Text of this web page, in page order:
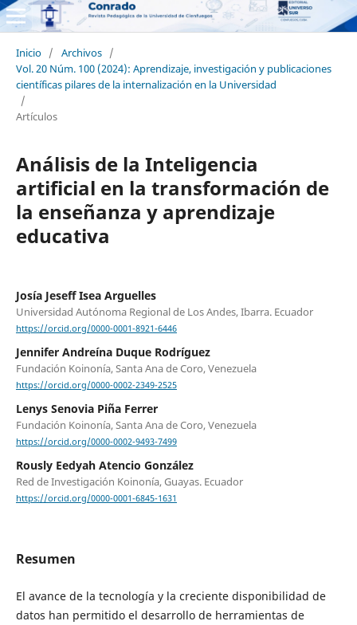
Inicio / Archivos /
Vol. 20 Núm. 100 (2024): Aprendizaje, investigación y publicaciones
científicas pilares de la internalización en la Universidad
/
Artículos
Análisis de la Inteligencia
artificial en la transformación de
la enseñanza y aprendizaje
educativa
Josía Jeseff Isea Arguelles
Universidad Autónoma Regional de Los Andes, Ibarra. Ecuador
https://orcid.org/0000-0001-8921-6446
Jennifer Andreína Duque Rodríguez
Fundación Koinonía, Santa Ana de Coro, Venezuela
https://orcid.org/0000-0002-2349-2525
Lenys Senovia Piña Ferrer
Fundación Koinonía, Santa Ana de Coro, Venezuela
https://orcid.org/0000-0002-9493-7499
Rously Eedyah Atencio González
Red de Investigación Koinonía, Guayas. Ecuador
https://orcid.org/0000-0001-6845-1631
Resumen
El avance de la tecnología y la creciente disponibilidad de
datos han permitido el desarrollo de herramientas de